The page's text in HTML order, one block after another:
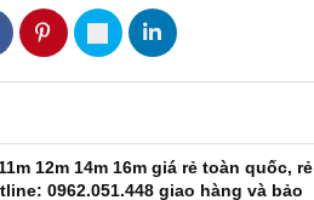
12m 14m 16m giá rẻ toàn quốc, rẻ
0962.051.448 giao hàng và bảo